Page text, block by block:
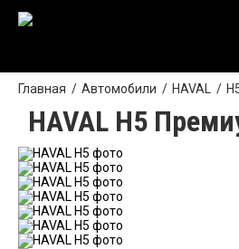
Главная Автомобили HAVAL
HAVAL H5